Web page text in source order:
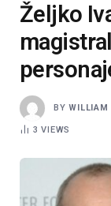
Željko
BY WILLIAM
3VIEWS